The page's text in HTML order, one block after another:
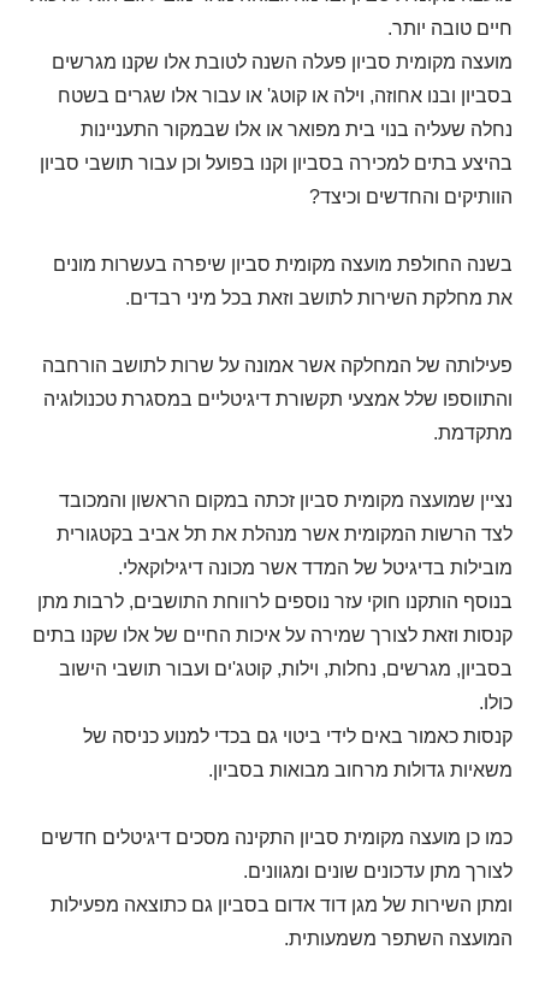
חיים טובה יותר.
מועצה מקומית סביון פעלה השנה לטובת אלו שקנו מגרשים
בסביון ובנו אחוזה, וילה או קוטג' או עבור אלו שגרים בשטח
נחלה שעליה בנוי בית מפואר או אלו שבמקור התעניינות
בהיצע בתים למכירה בסביון וקנו בפועל וכן עבור תושבי סביון
הוותיקים והחדשים וכיצד?
בשנה החולפת מועצה מקומית סביון שיפרה בעשרות מונים
את מחלקת השירות לתושב וזאת בכל מיני רבדים.
פעילותה של המחלקה אשר אמונה על שרות לתושב הורחבה
והתווספו שלל אמצעי תקשורת דיגיטליים במסגרת טכנולוגיה
מתקדמת.
נציין שמועצה מקומית סביון זכתה במקום הראשון והמכובד
לצד הרשות המקומית אשר מנהלת את תל אביב בקטגורית
מובילות בדיגיטל של המדד אשר מכונה דיגילוקאלי.
בנוסף הותקנו חוקי עזר נוספים לרווחת התושבים, לרבות מתן
קנסות וזאת לצורך שמירה על איכות החיים של אלו שקנו בתים
בסביון, מגרשים, נחלות, וילות, קוטג'ים ועבור תושבי הישוב
כולו.
קנסות כאמור באים לידי ביטוי גם בכדי למנוע כניסה של
משאיות גדולות מרחוב מבואות בסביון.
כמו כן מועצה מקומית סביון התקינה מסכים דיגיטלים חדשים
לצורך מתן עדכונים שונים ומגוונים.
ומתן השירות של מגן דוד אדום בסביון גם כתוצאה מפעילות
המועצה השתפר משמעותית.